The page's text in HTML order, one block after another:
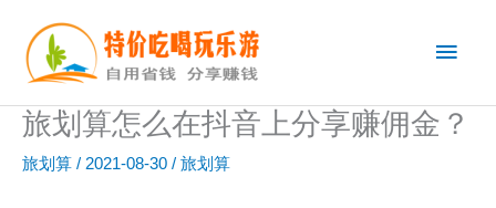
容
主
菜
旅划算怎么在抖音上分享赚佣金？
旅划算 / 2021-08-30 / 旅划算